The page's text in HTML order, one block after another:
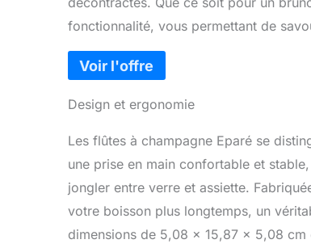
fonctionnalité, vous permettant de
Design et ergonomie
Les flûtes à champagne Eparé se
une prise en main confortable et
jongler entre verre et assiette.
votre boisson plus longtemps, un
dimensions de 5,08 x 15,87 x 5,08 cm